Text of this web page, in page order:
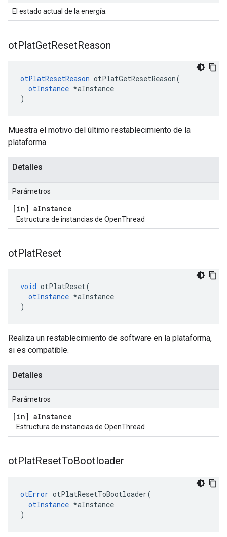
El estado actual de la energía.
otPlatGetResetReason
otPlatResetReason otPlatGetResetReason(
otInstance *aInstance
)
Muestra el motivo del último restablecimiento de la
plataforma.
Detalles
Parámetros
[in] aInstance
Estructura de instancias de OpenThread
otPlatReset
void otPlatReset(
otInstance *aInstance
)
Realiza un restablecimiento de software en la plataforma,
si es compatible.
Detalles
Parámetros
[in] aInstance
Estructura de instancias de OpenThread
otPlatResetToBootloader
otError otPlatResetToBootloader(
otInstance *aInstance
)